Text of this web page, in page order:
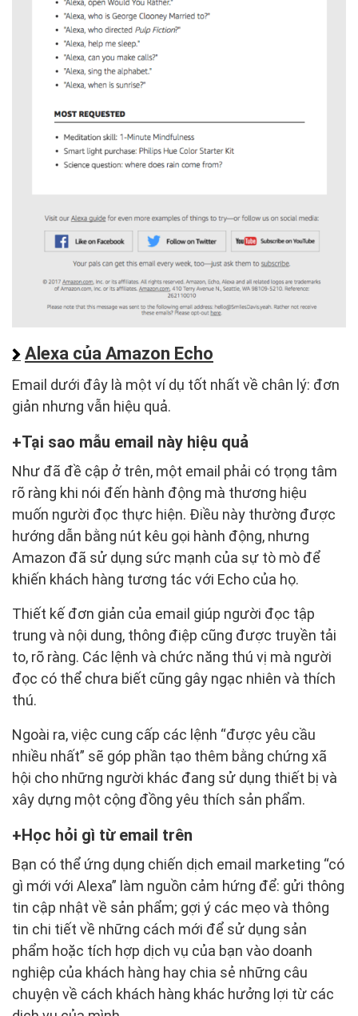
Alexa của Amazon Echo
Email dưới đây là một ví dụ tốt nhất về chân lý: đơn
giản nhưng vẫn hiệu quả.
Tại sao mẫu email này hiệu quả
Như đã đề cập ở trên, một email phải có trọng tâm
rõ ràng khi nói đến hành động mà thương hiệu
muốn người đọc thực hiện. Điều này thường được
hướng dẫn bằng nút kêu gọi hành động, nhưng
Amazon đã sử dụng sức mạnh của sự tò mò để
khiến khách hàng tương tác với Echo của họ.
Thiết kế đơn giản của email giúp người đọc tập
trung và nội dung, thông điệp cũng được truyền tải
to, rõ ràng. Các lệnh và chức năng thú vị mà người
đọc có thể chưa biết cũng gây ngạc nhiên và thích
thú.
Ngoài ra, việc cung cấp các lệnh “được yêu cầu
nhiều nhất” sẽ góp phần tạo thêm bằng chứng xã
hội cho những người khác đang sử dụng thiết bị và
xây dựng một cộng đồng yêu thích sản phẩm.
Học hỏi gì từ email trên
Bạn có thể ứng dụng chiến dịch email marketing “có
gì mới với Alexa” làm nguồn cảm hứng để: gửi thông
tin cập nhật về sản phẩm; gợi ý các mẹo và thông
tin chi tiết về những cách mới để sử dụng sản
phẩm hoặc tích hợp dịch vụ của bạn vào doanh
nghiệp của khách hàng hay chia sẻ những câu
chuyện về cách khách hàng khác hưởng lợi từ các